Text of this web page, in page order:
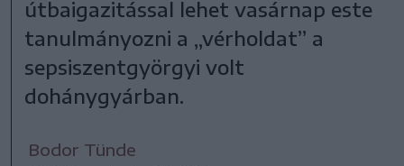
útbaigazitással lehet vasárnap este
tanulmányozni a „vérholdat” a
sepsiszentgyörgyi volt
dohánygyárban.
Bodor Tünde